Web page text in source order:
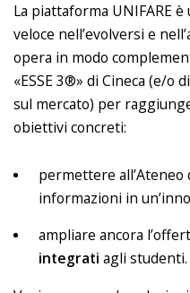
La piattaforma UNIFARE
veloce nell’evolversi e
opera in modo
«ESSE 3®» di Cineca (e/o
sul mercato) per
obiettivi concreti:
permettere
informazioni in
ampliare ancora
integrati agli studenti.